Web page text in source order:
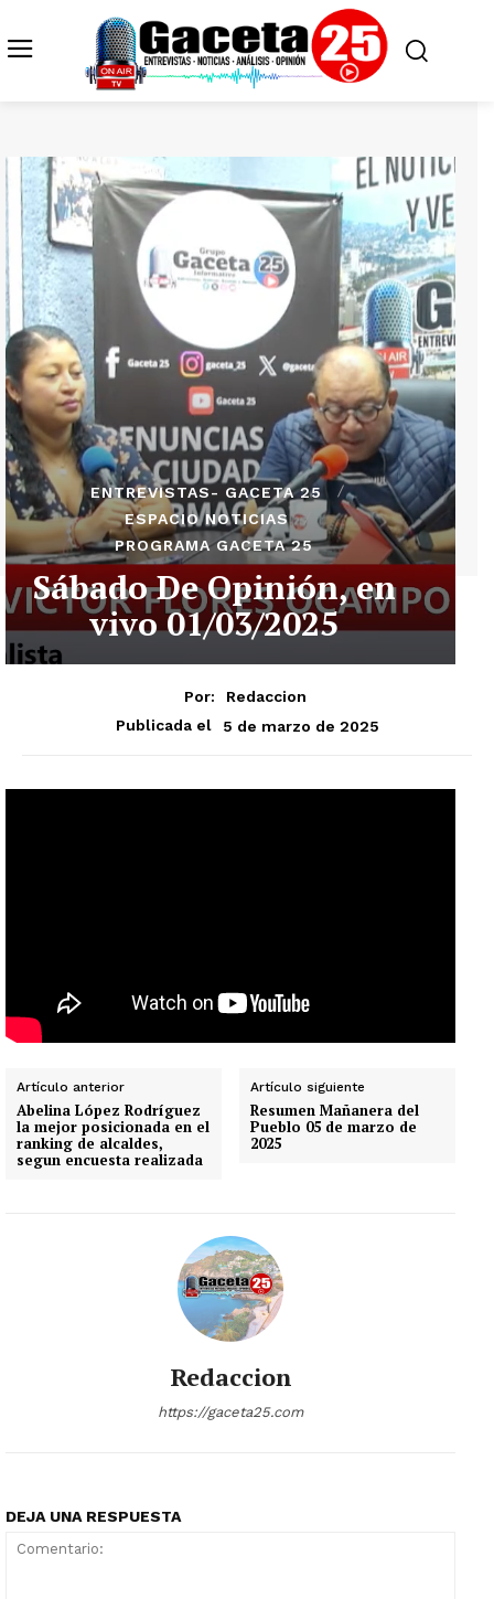
ENTREVISTAS- GACETA 25
ESPACIO NOTICIAS
PROGRAMA GACETA 25
Sábado De Opinión, en
vivo 01/03/2025
Por:
Redaccion
Publicada el
5 de marzo de 2025
Artículo anterior
Abelina López Rodríguez
la mejor posicionada en el
ranking de alcaldes,
segun encuesta realizada
Artículo siguiente
Resumen Mañanera del
Pueblo 05 de marzo de
2025
Redaccion
https://gaceta25.com
DEJA UNA RESPUESTA